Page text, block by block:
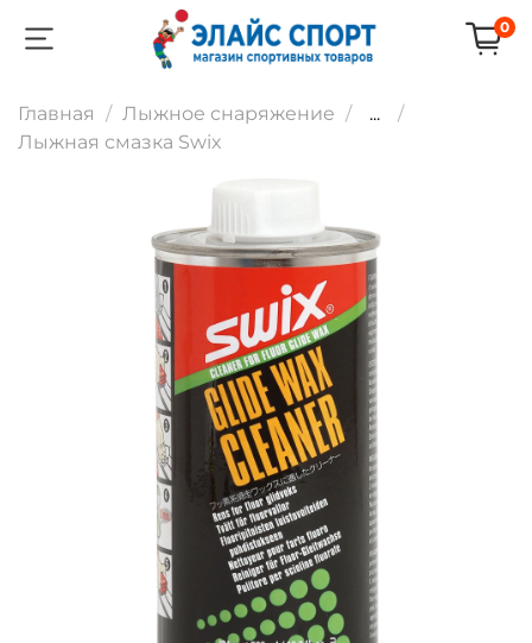
0
Главная Лыжное снаряжение
...
Лыжная смазка Swix